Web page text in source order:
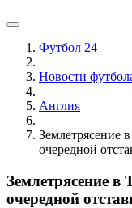
Футбол 24
Новости
Англия
Землетрясение
очередной
Землетрясение в
очередной